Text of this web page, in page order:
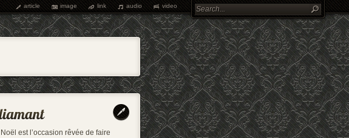
article image link audio video
Noël est l’occasion rêvée de faire